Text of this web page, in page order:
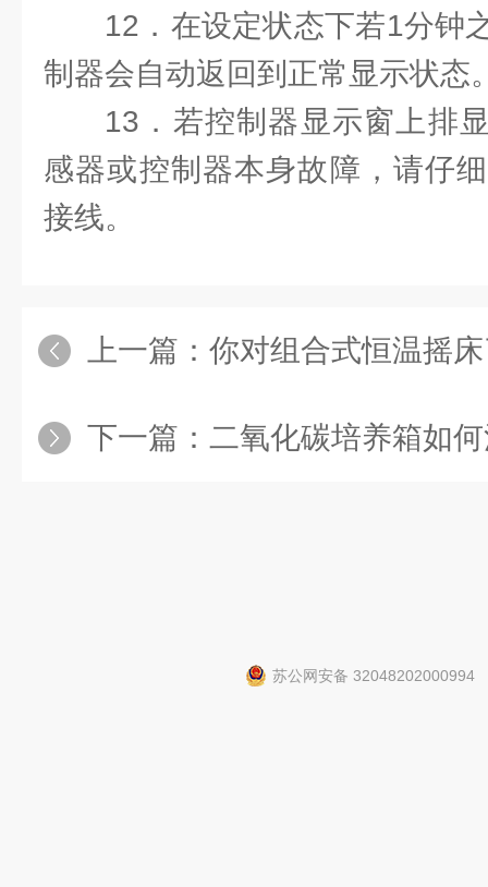
12．在设定状态下若1分钟
制器会自动返回到正常显示状态
13．若控制器显示窗上排
感器或控制器本身故障，请仔
接线。
上一篇： 你对组合式恒温摇
下一篇： 二氧化碳培养箱如
苏公网安备 32048202000994